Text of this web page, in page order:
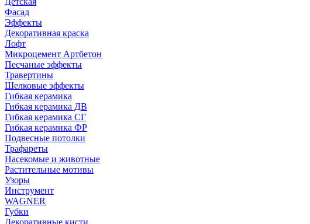
Фасад
Эффекты
Декоративная краска
Лофт
Микроцемент Артбетон
Песчаные эффекты
Травертины
Шелковые эффекты
Гибкая керамика
Гибкая керамика ДВ
Гибкая керамика СГ
Гибкая керамика ФР
Подвесные потолки
Трафареты
Насекомые и животные
Растительные мотивы
Узоры
Инструмент
WAGNER
Губки
Декоративные кисти